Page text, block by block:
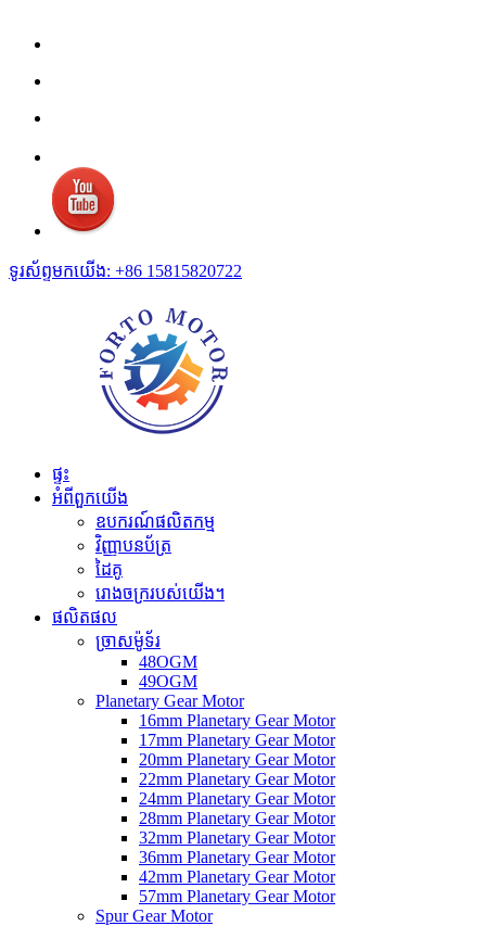
ទូរស័ព្ទមកយើង: +86 15815820722
ផ្ទះ
អំពីពួកយើង
ឧបករណ៍ផលិតកម្ម
វិញ្ញាបនប័ត្រ
ដៃគូ
រោងចក្ររបស់យើង។
ផលិតផល
ច្រាសម៉ូទ័រ
48OGM
49OGM
Planetary Gear Motor
16mm Planetary Gear Motor
17mm Planetary Gear Motor
20mm Planetary Gear Motor
22mm Planetary Gear Motor
24mm Planetary Gear Motor
28mm Planetary Gear Motor
32mm Planetary Gear Motor
36mm Planetary Gear Motor
42mm Planetary Gear Motor
57mm Planetary Gear Motor
Spur Gear Motor